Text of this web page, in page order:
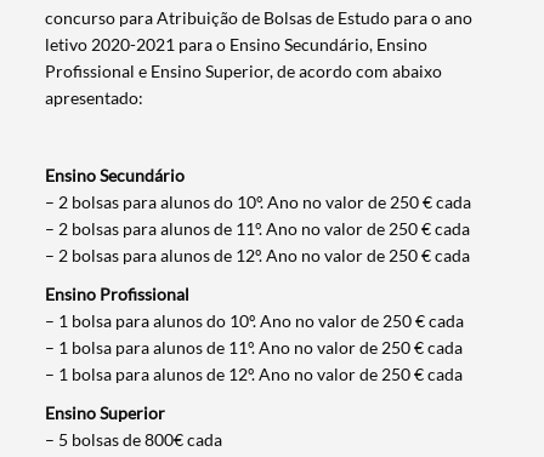
concurso para Atribuição de Bolsas de Estudo para o ano
letivo 2020-2021 para o Ensino Secundário, Ensino
Profissional e Ensino Superior, de acordo com abaixo
apresentado:
Ensino Secundário
– 2 bolsas para alunos do 10º. Ano no valor de 250 € cada
– 2 bolsas para alunos de 11º. Ano no valor de 250 € cada
– 2 bolsas para alunos de 12º. Ano no valor de 250 € cada
Ensino Profissional
– 1 bolsa para alunos do 10º. Ano no valor de 250 € cada
– 1 bolsa para alunos de 11º. Ano no valor de 250 € cada
– 1 bolsa para alunos de 12º. Ano no valor de 250 € cada
Ensino Superior
– 5 bolsas de 800€ cada